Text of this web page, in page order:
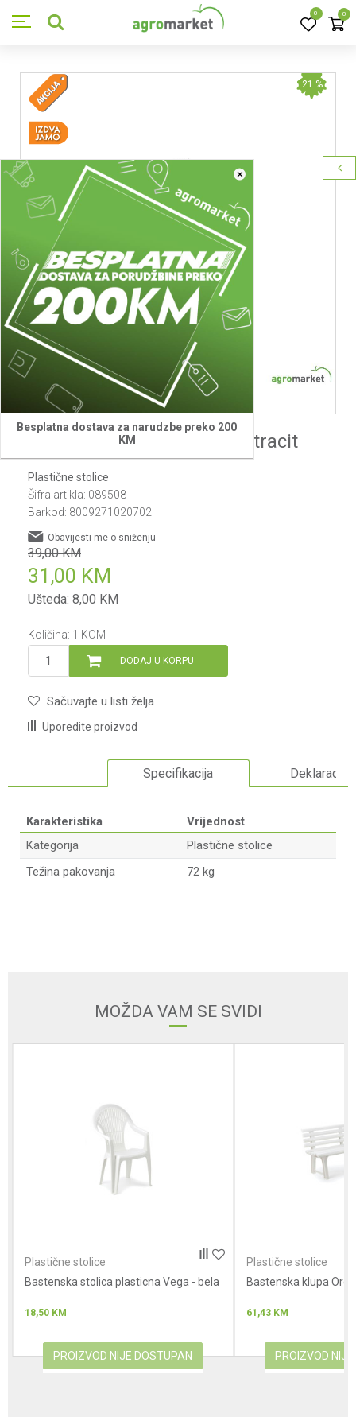
0 0
×
Besplatna dostava za narudzbe preko 200
KM
21 %
Baštenska stolica Duke antracit
Plastične stolice
Šifra artikla: 089508
Barkod: 8009271020702
39,00 KM
31,00 KM
Ušteda: 8,00 KM
Obavijesti me o sniženju
Količina: 1 KOM
DODAJ U KORPU
Sačuvajte u listi želja
Uporedite proizvod
Specifikacija Deklaracija
Karakteristika
Vrijednost
Kategorija
Plastične stolice
Težina pakovanja
72 kg
Anti-spam zaštita - izračunajte koliko je 9 - 4 :
MOŽDA VAM SE SVIDI
Plastične stolice
Bastenska stolica plasticna Vega - bela
18,50 KM
PROIZVOD NIJE DOSTUPAN
Plastične stolice
Bastenska klupa
61,43 KM
PROIZVOD